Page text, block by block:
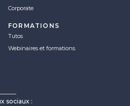
Corporate
FORMATIONS
Tutos
Webinaires et formations
sociaux :